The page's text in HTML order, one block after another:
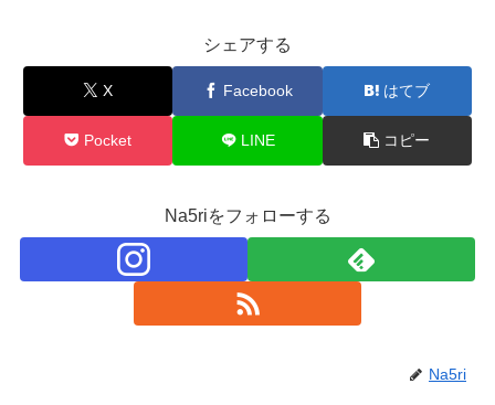
シェアする
X Facebook はてブ
Pocket LINE コピー
Na5riをフォローする
Na5ri